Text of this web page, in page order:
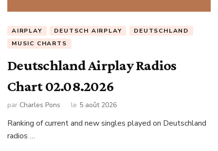
AIRPLAY DEUTSCH AIRPLAY
DEUTSCHLAND
MUSIC CHARTS
Deutschland Airplay Radios
Chart 02.08.2026
par Charles Pons le 5 août 2026
Ranking of current and new singles played on Deutschland
radios …